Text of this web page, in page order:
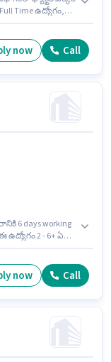
Time ఉద్యోగం,
సంవత్సరాల
now Call
6 days working
2 - 6+ ఏళ్లు
విభాగంలో
now Call